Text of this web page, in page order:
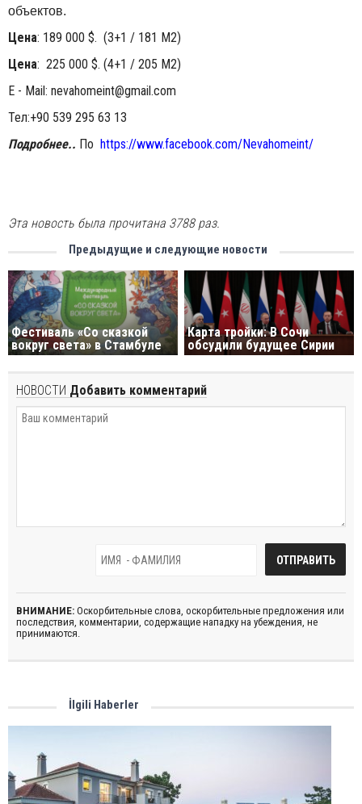
объектов.
Цена: 189 000 $. (3+1 / 181 M2)
Цена: 225 000 $. (4+1 / 205 M2)
E - Mail: nevahomeint@gmail.com
Тел:+90 539 295 63 13
Подробнее.. По https://www.facebook.com/Nevahomeint/
Эта новость была прочитана 3788 раз.
Предыдущие и следующие новости
Фестиваль «Со сказкой
вокруг света» в Стамбуле
Карта тройки: В Сочи
обсудили будущее Сирии
НОВОСТИ Добавить комментарий
ВНИМАНИЕ: Оскорбительные слова, оскорбительные предложения или
последствия, комментарии, содержащие нападку на убеждения, не
принимаются.
İlgili Haberler